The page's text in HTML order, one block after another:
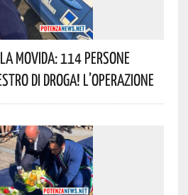
Movida: 114 Persone
Di Droga! L’operazione